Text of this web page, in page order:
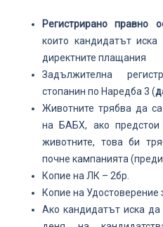
Регистрирано правно
които кандидатът
директните плащания
Задължителна
стопанин по Наредба 3 (
Животните трябва да
на БАБХ, ако предстои
животните, това би
почне кампанията
Копие на ЛК – 2бр.
Копие на Удостоверение
Ако кандидатът иска